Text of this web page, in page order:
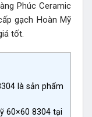
Phúc Ceramic
gạch Hoàn Mỹ
tốt.
là sản phẩm
60×60 8304 tại